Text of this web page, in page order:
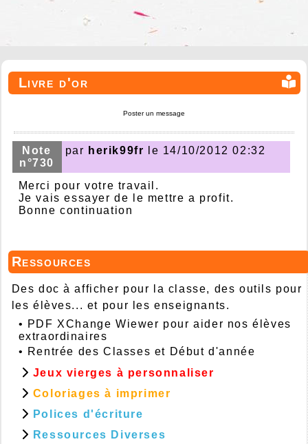
Livre d'or
Poster un message
Note
n°730
par herik99fr le 14/10/2012 02:32
Merci pour votre travail.
Je vais essayer de le mettre a profit.
Bonne continuation
Ressources
Des doc à afficher pour la classe, des outils pour
les élèves... et pour les enseignants.
• PDF XChange Wiewer pour aider nos élèves
extraordinaires
• Rentrée des Classes et Début d'année
Jeux vierges à personnaliser
Coloriages à imprimer
Polices d'écriture
Ressources Diverses